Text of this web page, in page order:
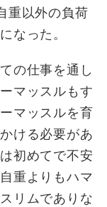
重以外の負荷
なった。
の仕事を通し
マッスルもす
マッスルを育
ける必要があ
初めてで不安
重よりもハマ
リムでありな